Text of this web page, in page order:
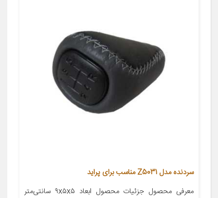
سردنده مدل Z5031 مناسب برای پراید
معرفی محصول جزئیات محصول ابعاد ۹x۵x۵ سانتی‌متر